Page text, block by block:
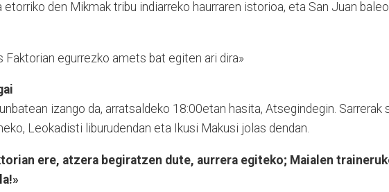
etorriko den Mikmak tribu indiarreko haurraren istorioa, eta San Juan
Faktorian egurrezko amets bat egiten ari dira»
izango da, arratsaldeko 18:00etan hasita, Atsegindegin. Sarrerak
Leokadisti liburudendan eta Ikusi Makusi jolas dendan.
ere, atzera begiratzen dute, aurrera egiteko; Maialen